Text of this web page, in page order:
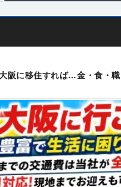
阪に移住すれば…金・食